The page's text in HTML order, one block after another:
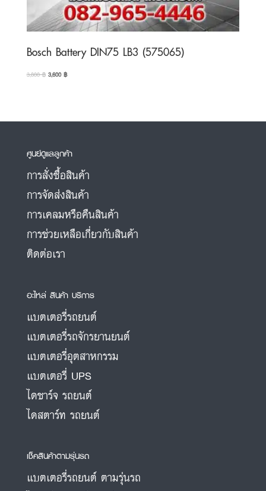
Bosch Battery DIN75 LB3 (575065)
3,800฿ Original
3,600฿Current
ศูนย์ดูแลลูกค้า
การสั่งซื้อสินค้า
การจัดส่งสินค้า
การเคลมหรือคืนสินค้า
การช่วยเหลือเกี่ยวกับสินค้า
ติดต่อเรา
อะไหล่ สินค้า บริการ
แบตเตอรี่รถยนต์
แบตเตอรี่รถจักรยานยนต์
แบตเตอรี่อุตสาหกรรม
แบตเตอรี่ UPS
ไดชาร์จ รถยนต์
ไดสตาร์ท รถยนต์
เช็คสินค้าตามรุ่นรถ
แบตเตอรี่รถยนต์ ตามรุ่นรถ